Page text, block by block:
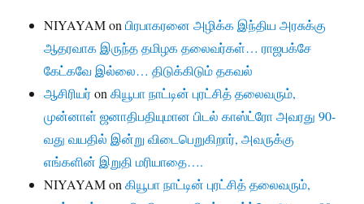
NIYAYAMonபிரபாகரனை அழிக்க இந்திய அரசுக்கு
ஆதரவாக இருந்த தமிழக தலைவர்கள்… ராஜபக்சே
கேட்கவே இல்லை… திடுக்கிடும் தகவல்
ஆசிரியர்onகியூபா நாட்டின் புரட்சித் தலைவரும்,
முன்னாள் ஜனாதிபதியுமான பிடல் காஸ்ட்ரோ அவரது 90-
வது வயதில் இன்று விடைபெறுகிறார், அவருக்கு
எங்களின் இறுதி மரியாதை….
NIYAYAMonகியூபா நாட்டின் புரட்சித் தலைவரும்,